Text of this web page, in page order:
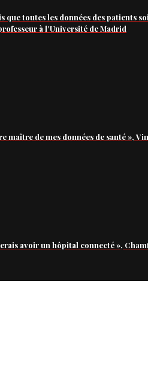
que toutes les données des patients
à l’Université de Madrid
maître de mes données de santé »,
avoir un hôpital connecté »,